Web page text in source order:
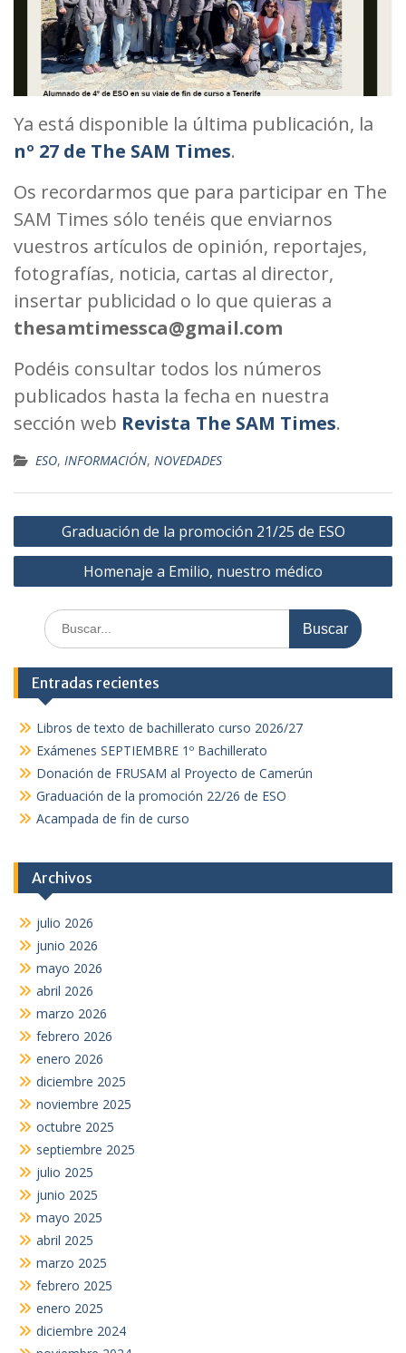
Ya está disponible la última publicación, la
nº 27 de The SAM Times.
Os recordarmos que para participar en The
SAM Times sólo tenéis que enviarnos
vuestros artículos de opinión, reportajes,
fotografías, noticia, cartas al director,
insertar publicidad o lo que quieras a
thesamtimessca@gmail.com
Podéis consultar todos los números
publicados hasta la fecha en nuestra
sección web Revista The SAM Times.
ESO, INFORMACIÓN, NOVEDADES
Navegación
de
entradas
Graduación de la promoción 21/25 de ESO
Homenaje a Emilio, nuestro médico
Buscar:
Entradas recientes
Libros de texto de bachillerato curso 2026/27
Exámenes SEPTIEMBRE 1º Bachillerato
Donación de FRUSAM al Proyecto de Camerún
Graduación de la promoción 22/26 de ESO
Acampada de fin de curso
Archivos
julio 2026
junio 2026
mayo 2026
abril 2026
marzo 2026
febrero 2026
enero 2026
diciembre 2025
noviembre 2025
octubre 2025
septiembre 2025
julio 2025
junio 2025
mayo 2025
abril 2025
marzo 2025
febrero 2025
enero 2025
diciembre 2024